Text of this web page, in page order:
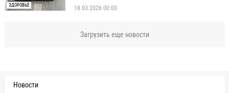
Новости
ЗДОРОВЬЕ 18.03.2026 00:00
Загрузить еще новости